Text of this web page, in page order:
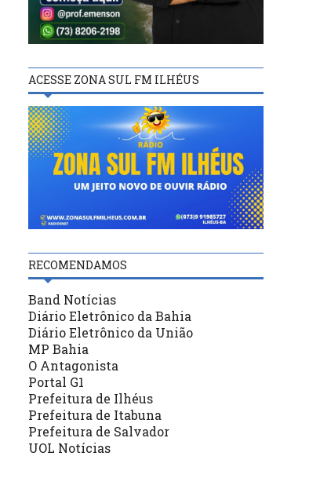
12/04/21
Número de pacientes jovens
em UTI é o maior desde o
ACESSE ZONA SUL FM ILHÉUS
RECOMENDAMOS
Band Notícias
Diário Eletrônico da Bahia
Diário Eletrônico da União
MP Bahia
O Antagonista
Portal G1
Prefeitura de Ilhéus
Prefeitura de Itabuna
Prefeitura de Salvador
UOL Notícias